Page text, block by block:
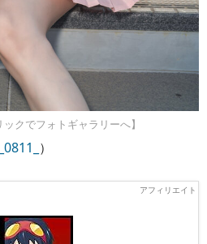
ックでフォトギャラリーへ】
）